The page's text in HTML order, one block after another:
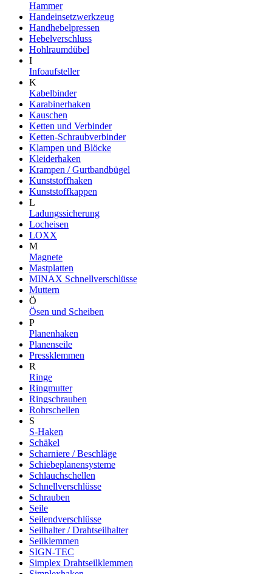
Hammer
Handeinsetzwerkzeug
Handhebelpressen
Hebelverschluss
Hohlraumdübel
I
Infoaufsteller
K
Kabelbinder
Karabinerhaken
Kauschen
Ketten und Verbinder
Ketten-Schraubverbinder
Klampen und Blöcke
Kleiderhaken
Krampen / Gurtbandbügel
Kunststoffhaken
Kunststoffkappen
L
Ladungssicherung
Locheisen
LOXX
M
Magnete
Mastplatten
MINAX Schnellverschlüsse
Muttern
Ö
Ösen und Scheiben
P
Planenhaken
Planenseile
Pressklemmen
R
Ringe
Ringmutter
Ringschrauben
Rohrschellen
S
S-Haken
Schäkel
Scharniere / Beschläge
Schiebeplanensysteme
Schlauchschellen
Schnellverschlüsse
Schrauben
Seile
Seilendverschlüsse
Seilhalter / Drahtseilhalter
Seilklemmen
SIGN-TEC
Simplex Drahtseilklemmen